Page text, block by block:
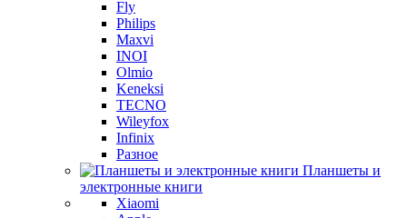
Fly
Philips
Maxvi
INOI
Olmio
Keneksi
TECNO
Wileyfox
Infinix
Разное
Планшеты и
электронные книги
Xiaomi